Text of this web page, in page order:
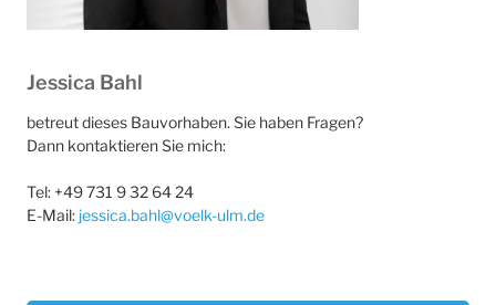
Jessica Bahl
betreut dieses Bauvorhaben. Sie haben Fragen?
Dann kontaktieren Sie mich:
Tel: +49 731 9 32 64 24
E-Mail: jessica.bahl@voelk-ulm.de